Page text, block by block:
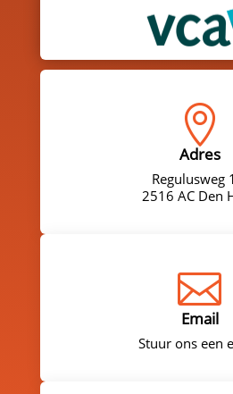

Adres
Regulusweg
2516 AC Den

Email
Stuur ons een